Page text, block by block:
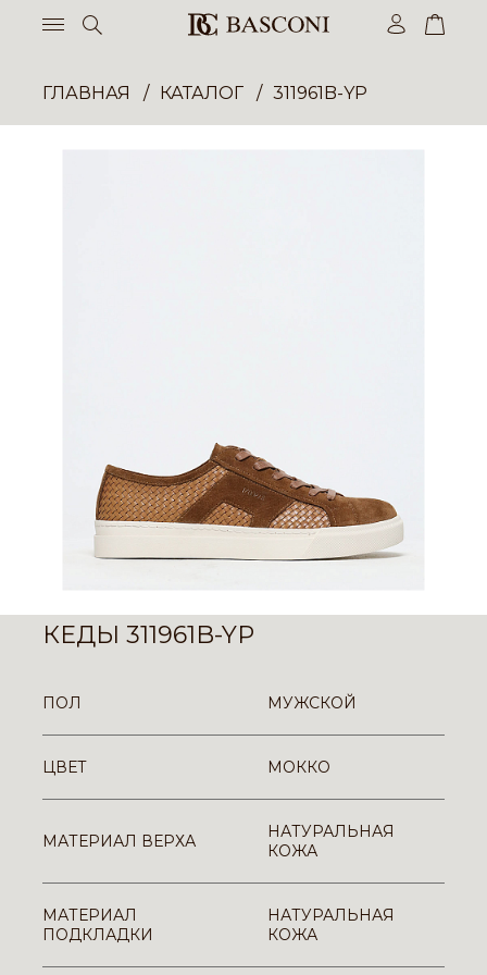
ГЛАВНАЯ КАТАЛОГ 311961B-YP
КЕДЫ 311961B-YP
ПОЛ МУЖСКОЙ
ЦВЕТ МОККО
МАТЕРИАЛ ВЕРХА
НАТУРАЛЬНАЯ
КОЖА
МАТЕРИАЛ
ПОДКЛАДКИ
НАТУРАЛЬНАЯ
КОЖА